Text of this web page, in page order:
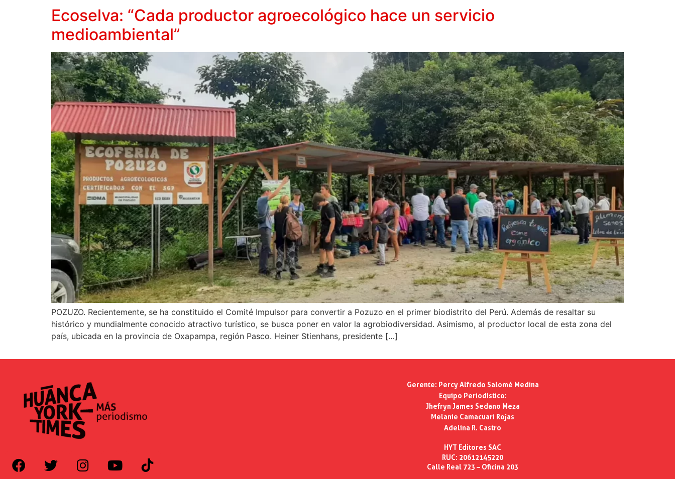
Ecoselva: “Cada productor agroecológico hace un servicio
medioambiental”
POZUZO. Recientemente, se ha constituido el Comité Impulsor para convertir a Pozuzo en el primer biodistrito del Perú. Además de resaltar su
histórico y mundialmente conocido atractivo turístico, se busca poner en valor la agrobiodiversidad. Asimismo, al productor local de esta zona del
país, ubicada en la provincia de Oxapampa, región Pasco. Heiner Stienhans, presidente […]
Gerente: Percy Alfredo Salomé Medina
Equipo Periodístico:
Jhefryn James Sedano Meza
Melanie Camacuari Rojas
Adelina R. Castro
HYT Editores SAC
RUC: 20612145220
Calle Real 723 – Oficina 203